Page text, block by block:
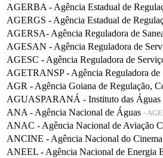
AGERBA - Agência Estadual de
AGERGS - Agência Estadual de
AGERSA- Agência Reguladora de
AGESAN - Agência Reguladora de
AGESC - Agência Reguladora de
AGETRANSP - Agência Reguladora de
AGR - Agência Goiana de Regulação,
AGUASPARANÁ - Instituto das Águas
ANA - Agência Nacional de Águas -
ANAC - Agência Nacional de Aviação
ANCINE - Agência Nacional do Cinema
ANEEL - Agência Nacional de Energia